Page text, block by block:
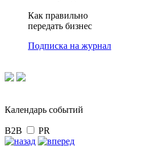
Как правильно
передать бизнес
Подписка на журнал
Календарь событий
B2B PR